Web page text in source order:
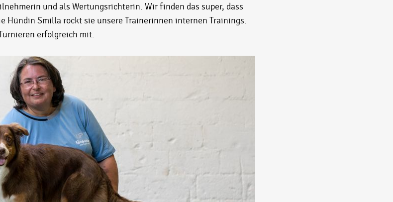
und als Wertungsrichterin. Wir finden das super, dass
Hündin Smilla rockt sie unsere Trainerinnen internen Trainings.
erfolgreich mit.